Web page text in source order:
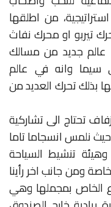
من اطلقها
تيربو او محرك نفاث
عالم جديد من مسالك
سيما وانه في عالم
بذلك تحرك العديد من
تحتاج الى تشاركية
نلمس انسجاما تاما
تنشيط السياحة
ومن جانب اخر رأينا
الخاص بمجملها وهي